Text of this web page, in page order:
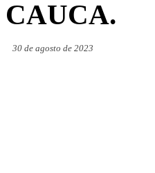
CAUCA.
30 de agosto de 2023